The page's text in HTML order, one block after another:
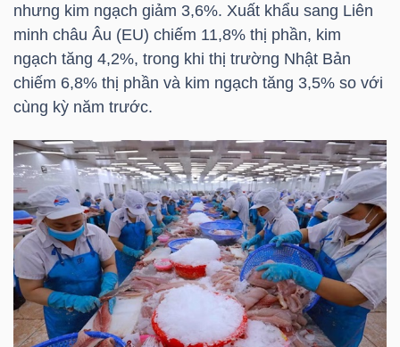
nhưng kim ngạch giảm 3,6%. Xuất khẩu sang Liên
minh châu Âu (EU) chiếm 11,8% thị phần, kim
ngạch tăng 4,2%, trong khi thị trường Nhật Bản
chiếm 6,8% thị phần và kim ngạch tăng 3,5% so với
cùng kỳ năm trước.
PHÂN
TÍCH
VIETSTOCKFINANCE
VĨ
MÔ
NGÀNH